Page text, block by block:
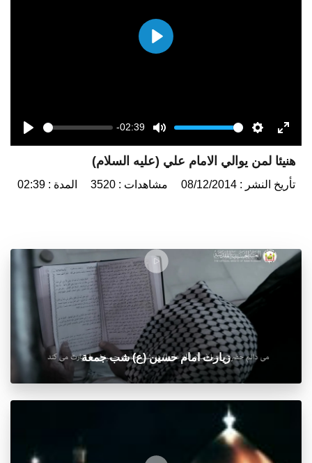
Play
Play
Seek -02:39
Mute
Volume
Settings
Enter
هنيئا لمن يوالي الامام علي (عليه السلام)
تأريخ النشر : 08/12/2014 مشاهدات : 3520 المدة : 02:39
زيارت امام حسين (ع) شب جمعة